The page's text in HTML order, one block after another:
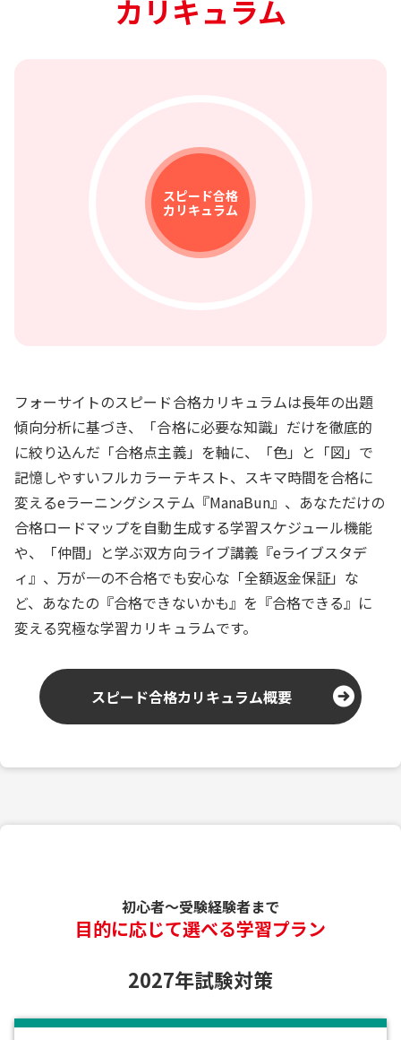
カリキュラム
スピード合格
カリキュラム
仲間と学べる
eライブ
スケジュール
管理
経験豊富な
講師陣
安心の全額
保証制度
フルカラー
テキスト
eラーニング
システム
質問
サポート
フォーサイトのスピード合格カリキュラムは長年の出題
傾向分析に基づき、「合格に必要な知識」だけを徹底的
に絞り込んだ「合格点主義」を軸に、「色」と「図」で
記憶しやすいフルカラーテキスト、スキマ時間を合格に
変えるeラーニングシステム『ManaBun』、あなただけの
合格ロードマップを自動生成する学習スケジュール機能
や、「仲間」と学ぶ双方向ライブ講義『eライブスタデ
ィ』、万が一の不合格でも安心な「全額返金保証」な
ど、あなたの『合格できないかも』を『合格できる』に
変える究極な学習カリキュラムです。
スピード合格カリキュラム概要
初心者〜受験経験者まで
目的に応じて選べる学習プラン
2027年試験対策